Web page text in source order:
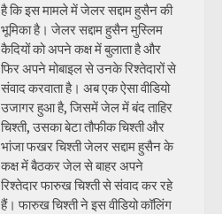
है कि इस मामले में जेलर सद्दाम हुसैन की
भूमिका है। जेलर सद्दाम हुसैन मुस्लिम
कैदियों को अपने कक्ष में बुलाता है और
फिर अपने मोबाइल से उनके रिश्तेदारों से
संवाद करवाता है। अब एक ऐसा वीडियो
उजागर हुआ है, जिसमें जेल में बंद ताहिर
चिश्ती, उसका बेटा तौफीक चिश्ती और
भांजा फखर चिश्ती जेलर सद्दाम हुसैन के
कक्ष में बैठकर जेल से बाहर अपने
रिश्तेदार फारुख चिश्ती से संवाद कर रहे
हैं। फारुख चिश्ती ने इस वीडियो कॉलिंग